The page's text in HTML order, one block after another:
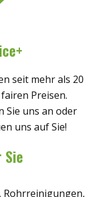
seit mehr als 20
Preisen.
Sie uns an oder
uns auf Sie!
Rohrreinigungen,